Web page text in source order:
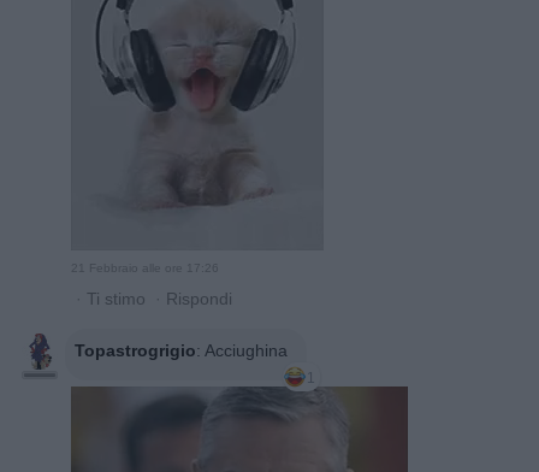
21 Febbraio alle ore 17:26
· Ti stimo · Rispondi
Topastrogrigio: Acciughina
1